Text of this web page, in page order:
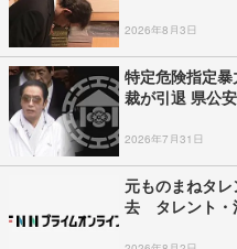
2026年8月3日
特定危険指定
裁が引退 県公
2026年7月31日
元ものまねタ
去 タレント・